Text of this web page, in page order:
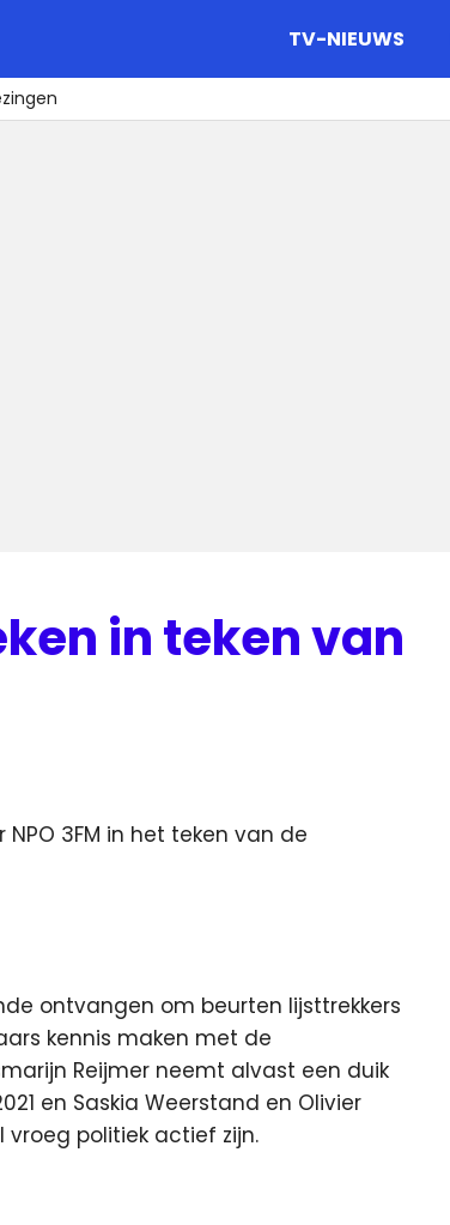
TV-NIEUWS
in teken van
3FM in het teken van de
ontvangen om beurten lijsttrekkers
kennis maken met de
Reijmer neemt alvast een duik
en Saskia Weerstand en Olivier
vroeg politiek actief zijn.